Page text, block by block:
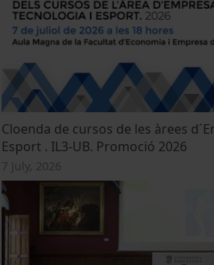
Cloenda de cursos de les àrees
Esport . IL3-UB. Promoció 2026
7 July, 2026